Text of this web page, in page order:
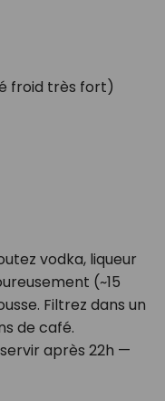
froid très fort)
vodka, liqueur
(~15
Filtrez dans un
de café.
après 22h —